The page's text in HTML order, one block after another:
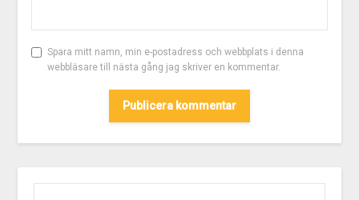
Spara mitt namn, min e-postadress och webbplats i denna
webbläsare till nästa gång jag skriver en kommentar.
ALTERNATIVE: